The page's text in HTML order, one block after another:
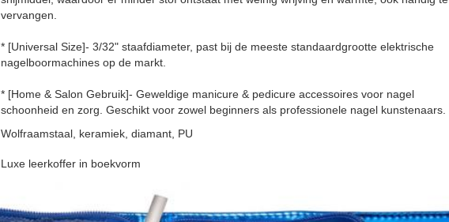
vervangen.
* [Universal Size]- 3/32" staafdiameter, past bij de meeste standaardgrootte elektrische
nagelboormachines op de markt.
* [Home & Salon Gebruik]- Geweldige manicure & pedicure accessoires voor nagel
schoonheid en zorg. Geschikt voor zowel beginners als professionele nagel kunstenaars.
Wolfraamstaal, keramiek, diamant, PU
Luxe leerkoffer in boekvorm